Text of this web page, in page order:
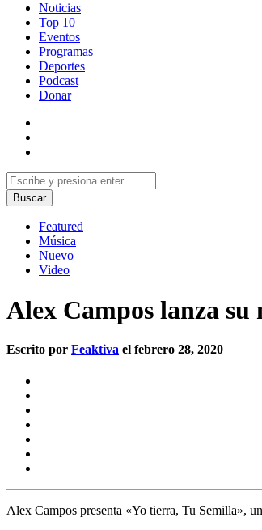
Noticias
Top 10
Eventos
Programas
Deportes
Podcast
Donar
Featured
Música
Nuevo
Video
Alex Campos lanza su
Escrito por Feaktiva el febrero 28, 2020
Alex Campos presenta «Yo tierra, Tu Semilla»,